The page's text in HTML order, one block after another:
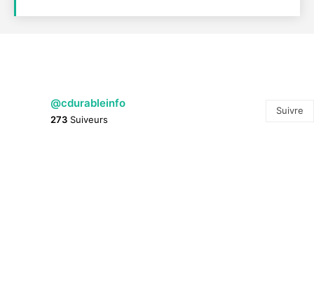
@cdurableinfo
273 Suiveurs
Suivre